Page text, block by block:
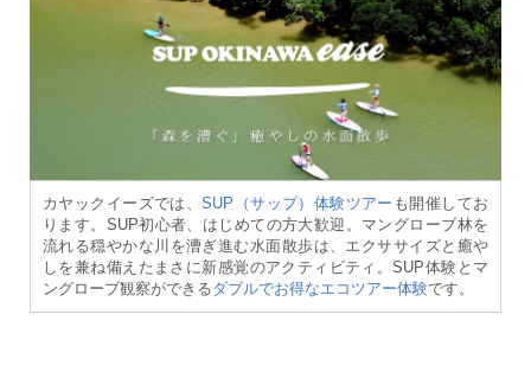
カヤックイーズでは、SUP（サップ）体験ツアー も開催してお
ります。SUP初心者、はじめての方大歓迎。マングローブ林を
流れる穏やかな川を漕ぎ進む水面散歩は、エクササイズと癒や
しを兼ね備えたまさに新感覚のアクティビティ。SUP体験とマ
ングローブ観察ができるダブルでお得なエコツアー体験です。